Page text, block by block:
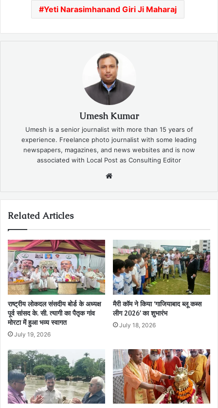
Yeti Narasimhanand Giri Ji Maharaj
Umesh Kumar
Umesh is a senior journalist with more than 15 years of
experience. Freelance photo journalist with some leading
newspapers, magazines, and news websites and is now
associated with Local Post as Consulting Editor
Related Articles
राष्ट्रीय लोकदल संसदीय बोर्ड के अध्यक्ष
पूर्व सांसद के. सी. त्यागी का पैतृक गांव
मोरटा में हुआ भव्य स्वागत
July 19, 2026
मैरी कॉम ने किया ‘गाजियाबाद ब्लू कब्स
लीग 2026’ का शुभारंभ
July 18, 2026